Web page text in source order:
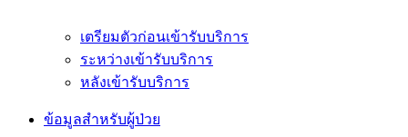
เตรียมตัวก่อนเข้ารับบริการ
ระหว่างเข้ารับบริการ
หลังเข้ารับบริการ
ข้อมูลสำหรับผู้ป่วย